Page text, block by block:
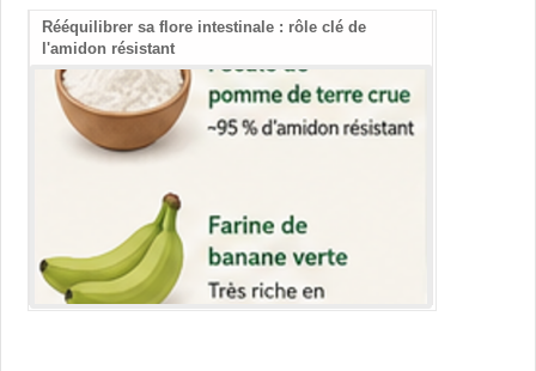
Rééquilibrer sa flore intestinale : rôle clé de
l'amidon résistant